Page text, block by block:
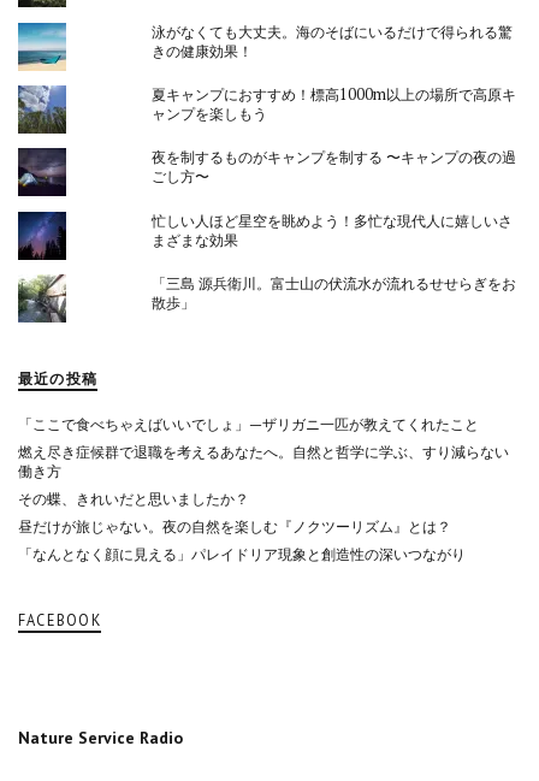
泳がなくても大丈夫。海のそばにいるだけで得られる驚
きの健康効果！
夏キャンプにおすすめ！標高1000m以上の場所で高原キ
ャンプを楽しもう
夜を制するものがキャンプを制する 〜キャンプの夜の過
ごし方〜
忙しい人ほど星空を眺めよう！多忙な現代人に嬉しいさ
まざまな効果
「三島 源兵衛川。富士山の伏流水が流れるせせらぎをお
散歩」
最近の投稿
「ここで食べちゃえばいいでしょ」—ザリガニ一匹が教えてくれたこと
燃え尽き症候群で退職を考えるあなたへ。自然と哲学に学ぶ、すり減らない
働き方
その蝶、きれいだと思いましたか？
昼だけが旅じゃない。夜の自然を楽しむ『ノクツーリズム』とは？
「なんとなく顔に見える」パレイドリア現象と創造性の深いつながり
FACEBOOK
Nature Service Radio